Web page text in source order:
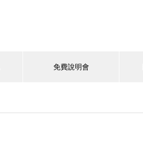
免費說明會